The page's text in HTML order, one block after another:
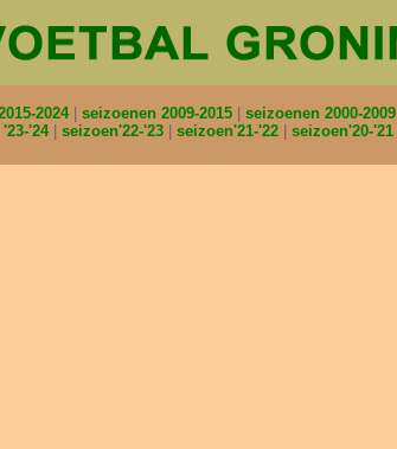
2024 seizoenen 2009-2015 seizoenen 2000-2009
'24 seizoen'22-'23 seizoen'21-'22 seizoen'20-'21